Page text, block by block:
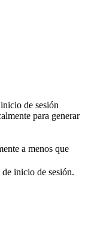
de sesión
para generar
a menos que
inicio de sesión.